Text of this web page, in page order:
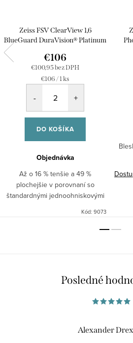
Zeiss FSV ClearView 1,6
BlueGuard DuraVision® Platinum
€100,95 bez DPH
€106
Jednotková
€106 / 1 ks
DO KOŠÍKA
Objednávka
Až o 16 % tenšie a 49 %
plochejšie v porovnaní so
štandardnými jednoohniskovými
Kód: 9073
Posledné
Alexander